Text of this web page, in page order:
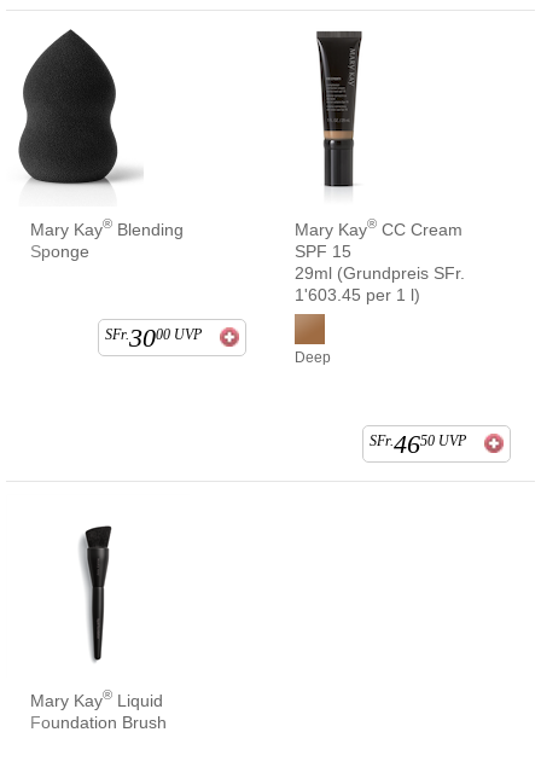
Mary Kay® Blending
Sponge
SFr.3000 UVP
Mary Kay® CC Cream
SPF 15
29ml (Grundpreis SFr.
1'603.45 per 1 l)
Deep
SFr.4650 UVP
Mary Kay® Liquid
Foundation Brush